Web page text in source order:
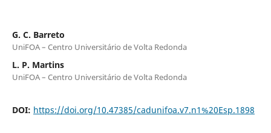
G. C. Barreto
UniFOA – Centro Universitário de Volta Redonda
L. P. Martins
UniFOA – Centro Universitário de Volta Redonda
DOI: https://doi.org/10.47385/cadunifoa.v7.n1%20Esp.1898